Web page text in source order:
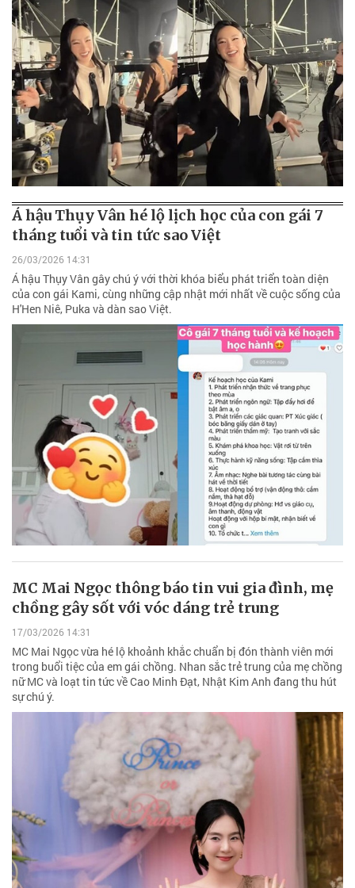
Á hậu Thụy Vân hé lộ lịch học của con gái 7
tháng tuổi và tin tức sao Việt
26/03/2026 14:31
Á hậu Thụy Vân gây chú ý với thời khóa biểu phát triển toàn diện
của con gái Kami, cùng những cập nhật mới nhất về cuộc sống của
H'Hen Niê, Puka và dàn sao Việt.
MC Mai Ngọc thông báo tin vui gia đình, mẹ
chồng gây sốt với vóc dáng trẻ trung
17/03/2026 14:31
MC Mai Ngọc vừa hé lộ khoảnh khắc chuẩn bị đón thành viên mới
trong buổi tiệc của em gái chồng. Nhan sắc trẻ trung của mẹ chồng
nữ MC và loạt tin tức về Cao Minh Đạt, Nhật Kim Anh đang thu hút
sự chú ý.